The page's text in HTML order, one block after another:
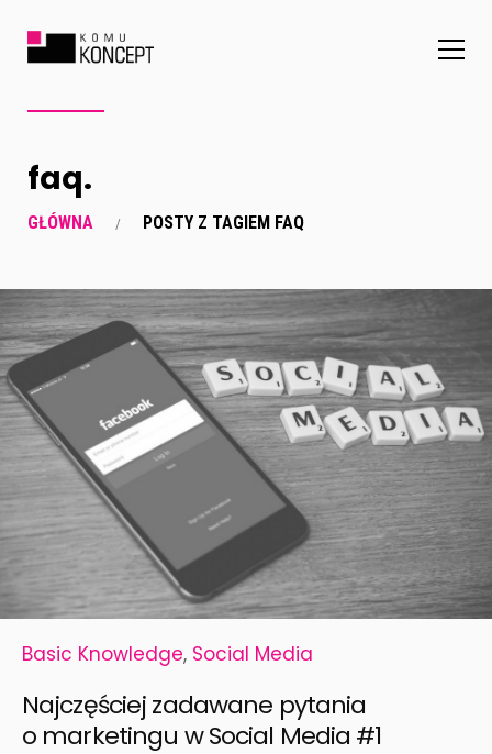
faq.
GŁÓWNA POSTY Z TAGIEM FAQ
Basic Knowledge, Social Media
Najczęściej zadawane pytania
o marketingu w Social Media #1